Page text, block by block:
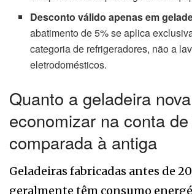
Desconto válido apenas em
abatimento de 5% se aplica
categoria de refrigeradores, não a
eletrodomésticos.
Quanto a geladeira
economizar na conta
comparada à antiga
Geladeiras fabricadas antes de
geralmente têm consumo